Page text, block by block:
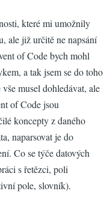
které mi umožnily
ale již určitě ne napsání
of Code bych mohl
a tak jsem se do toho
musel dohledávat, ale
of Code jsou
koncepty z daného
naparsovat je do
Co se týče datových
s řetězci, poli
pole, slovník).